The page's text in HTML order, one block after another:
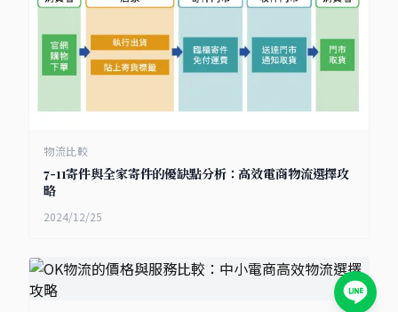
物流比較
7-11寄件與全家寄件的優缺點分析：高效電商物流選擇攻
略
2024/12/25